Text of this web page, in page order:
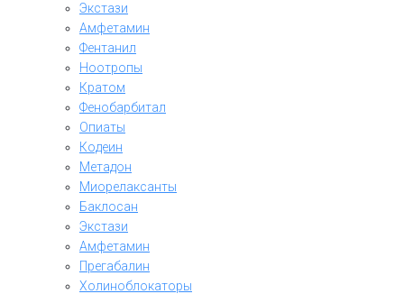
Экстази
Амфетамин
Фентанил
Ноотропы
Кратом
Фенобарбитал
Опиаты
Кодеин
Метадон
Миорелаксанты
Баклосан
Экстази
Амфетамин
Прегабалин
Холиноблокаторы